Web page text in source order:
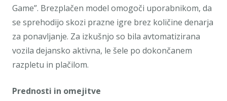
Game”. Brezplačen model omogoči uporabnikom, da
se sprehodijo skozi prazne igre brez količine denarja
za ponavljanje. Za izkušnjo so bila avtomatizirana
vozila dejansko aktivna, le šele po dokončanem
razpletu in plačilom.
Prednosti in omejitve